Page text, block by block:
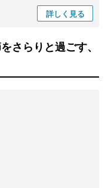
詳しく 見る
さらりと過ごす、